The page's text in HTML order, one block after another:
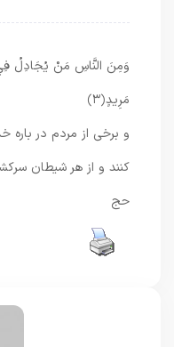
وَمِنَ النَّاسِ مَنْ يُجَادِلُ فِي
مَرِيدٍ﴿۳﴾
و برخى از مردم در
كنند و از هر شيطان
حج